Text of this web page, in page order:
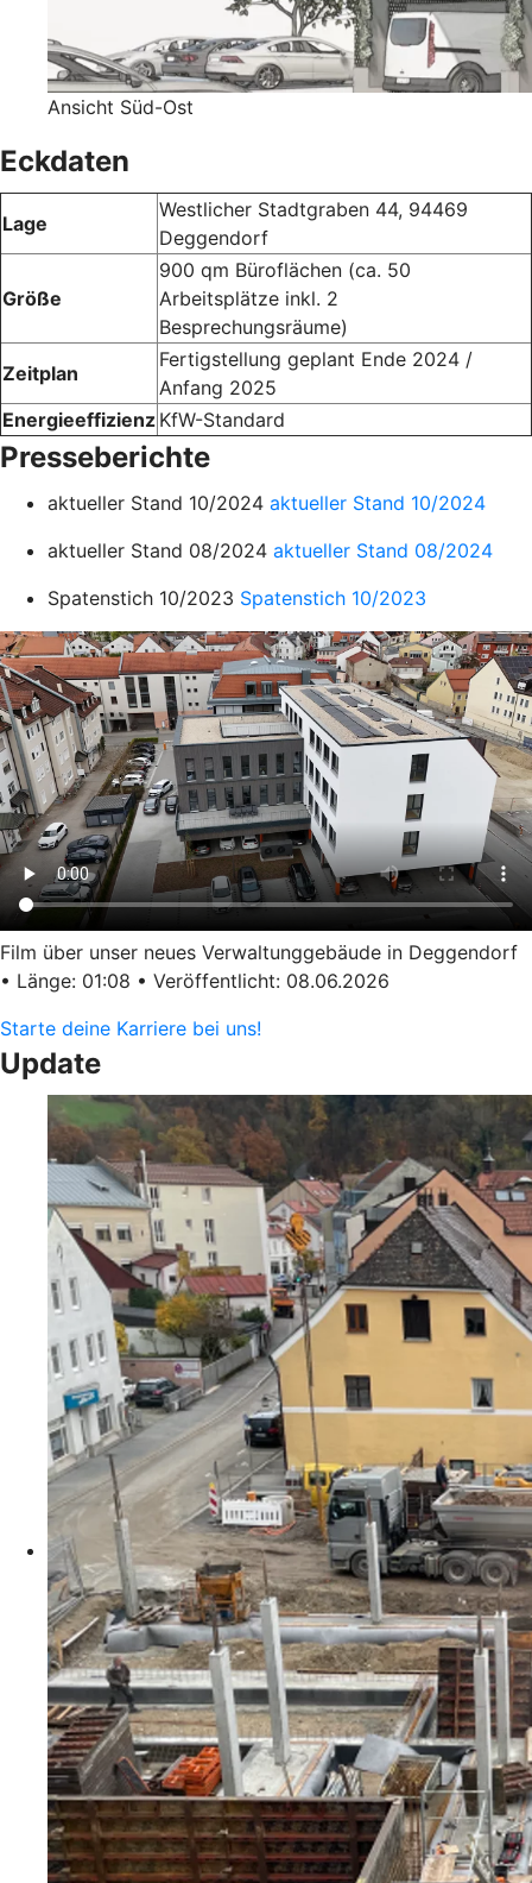
Ansicht Süd-Ost
Eckdaten
Lage
Westlicher Stadtgraben 44, 94469
Deggendorf
Größe
900 qm Büroflächen (ca. 50
Arbeitsplätze inkl. 2
Besprechungsräume)
Zeitplan
Fertigstellung geplant Ende 2024 /
Anfang 2025
Energieeffizienz KfW-Standard
Presseberichte
aktueller Stand 10/2024 aktueller Stand 10/2024
aktueller Stand 08/2024 aktueller Stand 08/2024
Spatenstich 10/2023 Spatenstich 10/2023
Film über unser neues Verwaltunggebäude in Deggendorf
• Länge: 01:08 • Veröffentlicht: 08.06.2026
Starte deine Karriere bei uns!
Update